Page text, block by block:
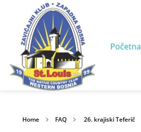
Početna
Home FAQ 26. krajiski Teferič